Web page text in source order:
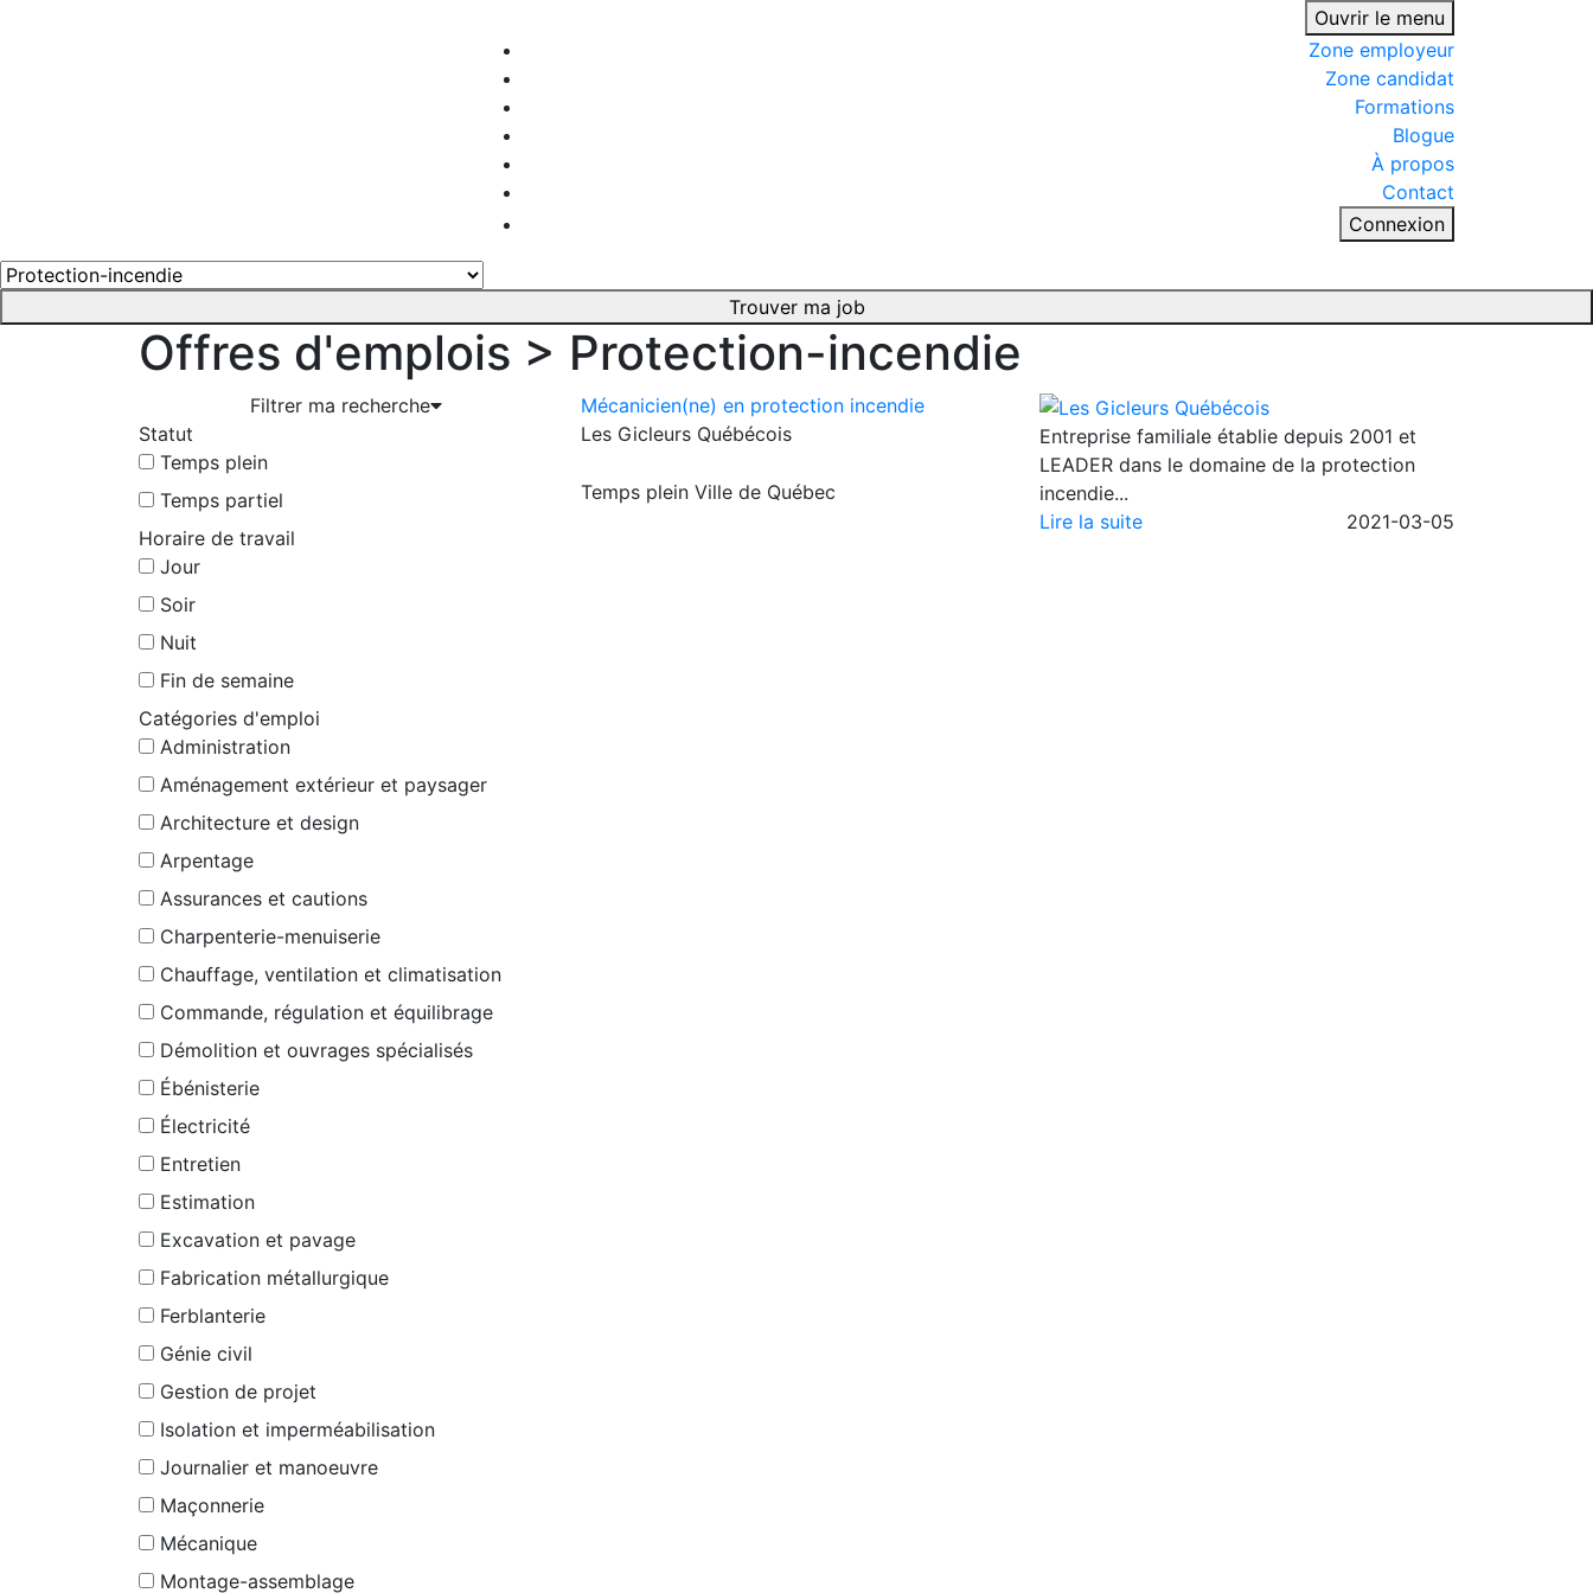
Ouvrir le menu
Zone employeur
Zone candidat
Formations
Blogue
À propos
Contact
Connexion
Trouver ma job
Offres d'emplois > Protection-incendie
Filtrer ma recherche
Statut
Temps plein
Temps partiel
Horaire de travail
Jour
Soir
Nuit
Fin de semaine
Catégories d'emploi
Administration
Aménagement extérieur et paysager
Architecture et design
Arpentage
Assurances et cautions
Charpenterie-menuiserie
Chauffage, ventilation et climatisation
Commande, régulation et équilibrage
Démolition et ouvrages spécialisés
Ébénisterie
Électricité
Entretien
Estimation
Excavation et pavage
Fabrication métallurgique
Ferblanterie
Génie civil
Gestion de projet
Isolation et imperméabilisation
Journalier et manoeuvre
Maçonnerie
Mécanique
Montage-assemblage
Mécanicien(ne) en protection incendie
Les Gicleurs Québécois
Temps plein Ville de Québec
Entreprise familiale établie depuis 2001 et
LEADER dans le domaine de la protection
incendie...
Lire la suite
2021-03-05